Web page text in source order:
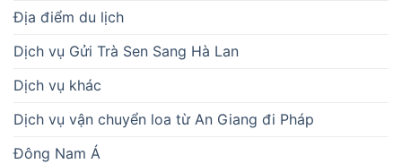
Địa điểm du lịch
Dịch vụ Gửi Trà Sen Sang Hà Lan
Dịch vụ khác
Dịch vụ vận chuyển loa từ An Giang đi Pháp
Đông Nam Á